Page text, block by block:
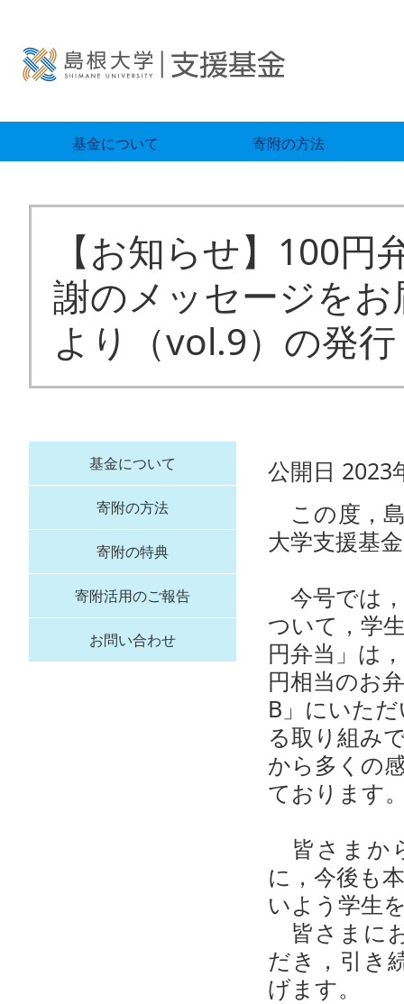
基金について 寄附の方法
【お知らせ】100
謝のメッセージを
より（vol.9）の発
公開日 2023
この度，
大学支援基
今号では
ついて，学
円弁当」は
円相当のお
B」にいた
る取り組み
から多くの
ております
皆さまか
に，今後も
いよう学生
皆さまに
だき，引き
げます。
基金について
寄附の方法
寄附の特典
寄附活用のご報告
お問い合わせ